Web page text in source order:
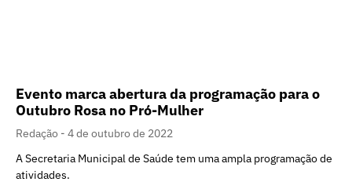
Evento marca abertura da programação para o
Outubro Rosa no Pró-Mulher
Redação
4 de outubro de 2022
A Secretaria Municipal de Saúde tem uma ampla programação de
atividades.